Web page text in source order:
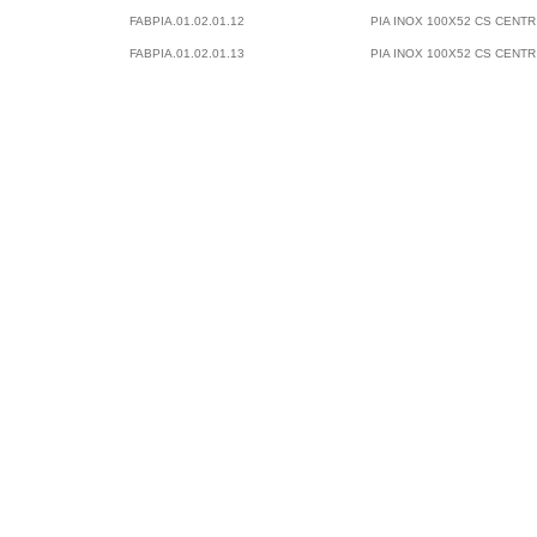
FABPIA.01.02.01.12 PIA INOX 100X52 CS
FABPIA.01.02.01.13 PIA INOX 100X52 CS